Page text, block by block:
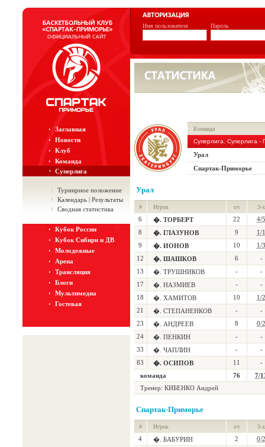
Имя пользователя Пароль
Заглавная
Новости
Клуб
Команда
Суперлига
Турнирное положение
Календарь | Результаты
Сводная статистика
Кубок России
Кубок Сибири и ДВ
Молодежные
Арена
Трансляция
Блоги
Мультимедиа
Гостевая
Команда
Суперлига. Суперлига -
Урал
Спартак-Приморье
Урал
# Игрок оч 3-х
6 �. ТОРБЕРТ 22
4/5
8
�. ГЛАЗУНОВ 9
1/1
9
�. ИОНОВ 10
1/3
12
�. ШАШКОВ 6
-
13
�. ТРУШНИКОВ -
-
17
�. НАЗМИЕВ -
-
18
�. ХАМИТОВ 10
1/2
21
�. СТЕПАНЕНКОВ -
-
23
�. АНДРЕЕВ 8
0/2
24
�. ПЕНКИН -
-
33
�. ЧАПЛИН -
-
83
�. ОСИПОВ 11
-
команда
76
7/
Тренер: КИБЕНКО Андрей
Спартак-Приморье
# Игрок оч 3-х
4 �. БАБУРИН 2
0/2